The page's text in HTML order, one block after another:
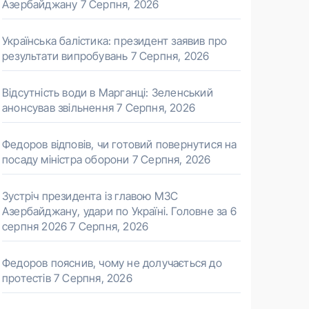
Азербайджану 7 Серпня, 2026
Українська балістика: президент заявив про
результати випробувань 7 Серпня, 2026
Відсутність води в Марганці: Зеленський
анонсував звільнення 7 Серпня, 2026
Федоров відповів, чи готовий повернутися на
посаду міністра оборони 7 Серпня, 2026
Зустріч президента із главою МЗС
Азербайджану, удари по Україні. Головне за 6
серпня 2026 7 Серпня, 2026
Федоров пояснив, чому не долучається до
протестів 7 Серпня, 2026